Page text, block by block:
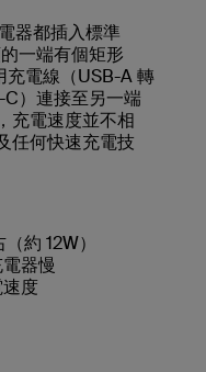
器都插入標準
一端有個矩形
充電線（USB-A 轉
）連接至另一端
充電速度並不相
任何快速充電技
約 12W）
器慢
度